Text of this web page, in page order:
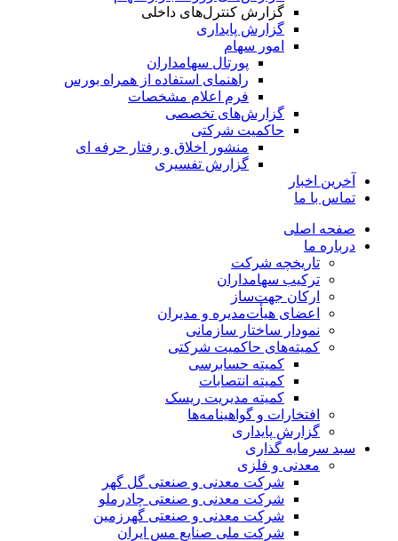
گزارش کنترل‌های داخلی
گزارش پایداری
امور سهام
پورتال سهامداران
راهنمای استفاده از همراه بورس
فرم اعلام مشخصات
گزارش‌های تخصصی
حاکمیت شرکتی
منشور اخلاق و رفتار حرفه­ ای
گزارش تفسیری
آخرین اخبار
تماس با ما
صفحه اصلی
درباره ما
تاریخچه شرکت
ترکیب سهامداران
ارکان جهت‌ساز
اعضای هیأت‌مدیره و مدیران
نمودار ساختار سازمانی
کمیته‌های حاکمیت شرکتی
کمیته حسابرسی
کمیته انتصابات
کمیته مدیریت ریسک
افتخارات و گواهینامه‌ها
گزارش پایداری
سبد سرمایه گذاری
معدنی و فلزی
شرکت معدنی و صنعتی گل گهر
شرکت معدنی و صنعتی چادرملو
شرکت معدنی و صنعتی گهرزمین
شرکت ملی صنایع مس ایران